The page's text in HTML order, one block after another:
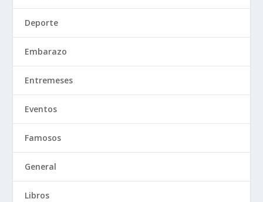
Deporte
Embarazo
Entremeses
Eventos
Famosos
General
Libros